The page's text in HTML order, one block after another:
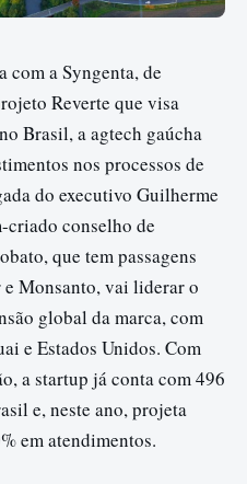
a Syngenta, de
Reverte que visa
Brasil, a agtech gaúcha
nos processos de
do executivo Guilherme
criado conselho de
que tem passagens
Monsanto, vai liderar o
global da marca, com
e Estados Unidos. Com
a startup já conta com 496
e, neste ano, projeta
em atendimentos.